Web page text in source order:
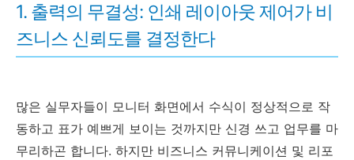
1. 출력의 무결성: 인쇄 레이아웃 제어가 비
즈니스 신뢰도를 결정한다
많은 실무자들이 모니터 화면에서 수식이 정상적으로 작
동하고 표가 예쁘게 보이는 것까지만 신경 쓰고 업무를 마
무리하곤 합니다. 하지만 비즈니스 커뮤니케이션 및 리포